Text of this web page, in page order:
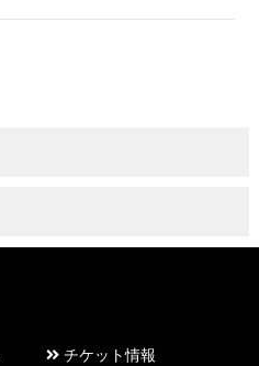
チケット情報